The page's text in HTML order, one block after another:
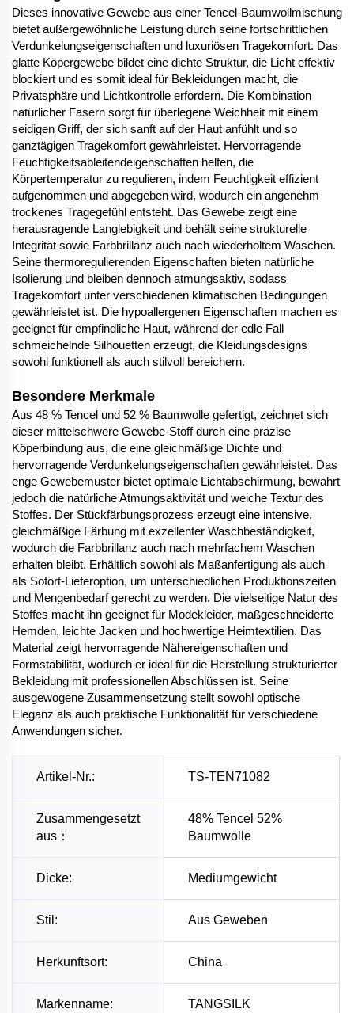
Dieses innovative Gewebe aus einer Tencel-Baumwollmischung
bietet außergewöhnliche Leistung durch seine fortschrittlichen
Verdunkelungseigenschaften und luxuriösen Tragekomfort. Das
glatte Köpergewebe bildet eine dichte Struktur, die Licht effektiv
blockiert und es somit ideal für Bekleidungen macht, die
Privatsphäre und Lichtkontrolle erfordern. Die Kombination
natürlicher Fasern sorgt für überlegene Weichheit mit einem
seidigen Griff, der sich sanft auf der Haut anfühlt und so
ganztägigen Tragekomfort gewährleistet. Hervorragende
Feuchtigkeitsableitendeigenschaften helfen, die
Körpertemperatur zu regulieren, indem Feuchtigkeit effizient
aufgenommen und abgegeben wird, wodurch ein angenehm
trockenes Tragegefühl entsteht. Das Gewebe zeigt eine
herausragende Langlebigkeit und behält seine strukturelle
Integrität sowie Farbbrillanz auch nach wiederholtem Waschen.
Seine thermoregulierenden Eigenschaften bieten natürliche
Isolierung und bleiben dennoch atmungsaktiv, sodass
Tragekomfort unter verschiedenen klimatischen Bedingungen
gewährleistet ist. Die hypoallergenen Eigenschaften machen es
geeignet für empfindliche Haut, während der edle Fall
schmeichelnde Silhouetten erzeugt, die Kleidungsdesigns
sowohl funktionell als auch stilvoll bereichern.
Besondere Merkmale
Aus 48 % Tencel und 52 % Baumwolle gefertigt, zeichnet sich
dieser mittelschwere Gewebe-Stoff durch eine präzise
Köperbindung aus, die eine gleichmäßige Dichte und
hervorragende Verdunkelungseigenschaften gewährleistet. Das
enge Gewebemuster bietet optimale Lichtabschirmung, bewahrt
jedoch die natürliche Atmungsaktivität und weiche Textur des
Stoffes. Der Stückfärbungsprozess erzeugt eine intensive,
gleichmäßige Färbung mit exzellenter Waschbeständigkeit,
wodurch die Farbbrillanz auch nach mehrfachem Waschen
erhalten bleibt. Erhältlich sowohl als Maßanfertigung als auch
als Sofort-Lieferoption, um unterschiedlichen Produktionszeiten
und Mengenbedarf gerecht zu werden. Die vielseitige Natur des
Stoffes macht ihn geeignet für Modekleider, maßgeschneiderte
Hemden, leichte Jacken und hochwertige Heimtextilien. Das
Material zeigt hervorragende Nähereigenschaften und
Formstabilität, wodurch er ideal für die Herstellung strukturierter
Bekleidung mit professionellen Abschlüssen ist. Seine
ausgewogene Zusammensetzung stellt sowohl optische
Eleganz als auch praktische Funktionalität für verschiedene
Anwendungen sicher.
Artikel-Nr.: TS-TEN71082
Zusammengesetzt
aus：
48% Tencel 52%
Baumwolle
Dicke: Mediumgewicht
Stil: Aus Geweben
Herkunftsort: China
Markenname: TANGSILK